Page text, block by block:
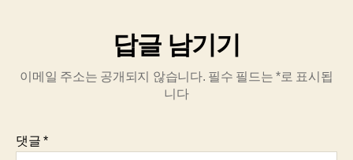
답글 남기기
이메일 주소는 공개되지 않습니다. 필수 필드는*로 표시됩
니다
댓글*